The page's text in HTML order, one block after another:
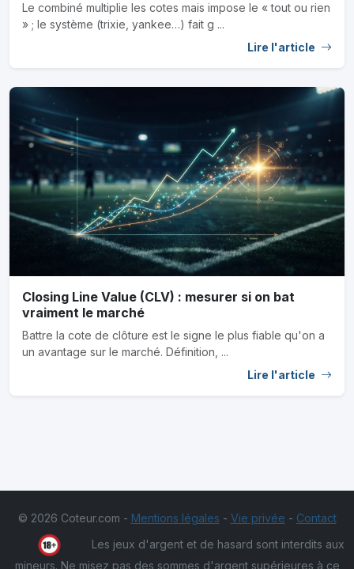
Le combiné multiplie les cotes mais impose le « tout ou rien
» ; le système (trixie, yankee…) fait g ...
Lire l'article
Closing Line Value (CLV) : mesurer si on bat
vraiment le marché
Battre la cote de clôture est le signe le plus fiable qu'on a
un avantage sur le marché. Définition, ...
Lire l'article
© 2026 Coteur.com - Mentions légales - Vie privée - Contact
Les jeux d'argent et de hasard sont interdits aux
mineurs. Ne misez pas des sommes d'argent supérieures à ce